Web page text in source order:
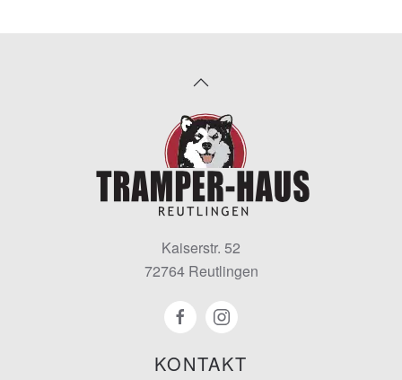
KONTAKT
Kaiserstr. 52
72764 Reutlingen